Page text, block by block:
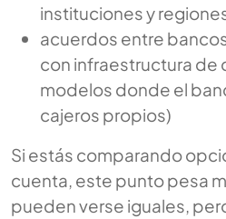
instituciones y
acuerdos entre
con infraestructura de
modelos donde el
cajeros propios)
Si estás comparando
cuenta, este punto pesa
pueden verse iguales,